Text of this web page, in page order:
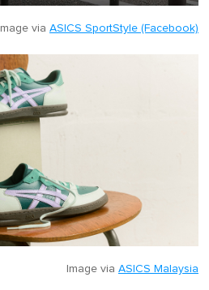
Image via ASICS SportStyle (Facebook)
Image via ASICS Malaysia